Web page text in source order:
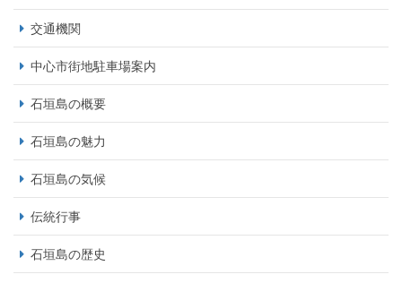
交通機関
中心市街地駐車場案内
石垣島の概要
石垣島の魅力
石垣島の気候
伝統行事
石垣島の歴史